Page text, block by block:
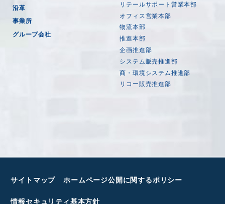
沿革
事業所
グループ会社
リテールサポート営業本部
オフィス営業本部
物流本部
推進本部
企画推進部
システム販売推進部
商・環境システム推進部
リコー販売推進部
サイトマップ ホームページ公開に関するポリシー
情報セキュリティ基本方針